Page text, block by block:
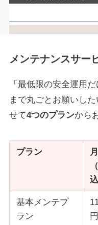
メンテナンスサー
「最低限の安全運用
まで丸ごとお願いし
せて4つのプランから
プラン
込
基本メンテプ
ラン
円